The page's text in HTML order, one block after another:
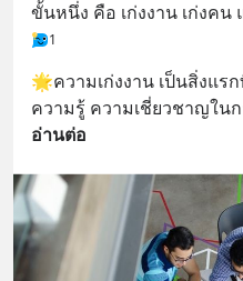
ขั้นหนึ่ง คือ เก่งงาน เก่งคน
1
🌟ความเก่งงาน เป็นสิ่งแ
ความรู้ ความเชี่ยวชาญใน
อ่านต่อ